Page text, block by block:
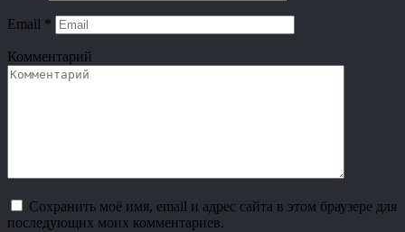
Email *
Комментарий
Сохранить моё имя, email и адрес сайта в этом браузере для
последующих моих комментариев.